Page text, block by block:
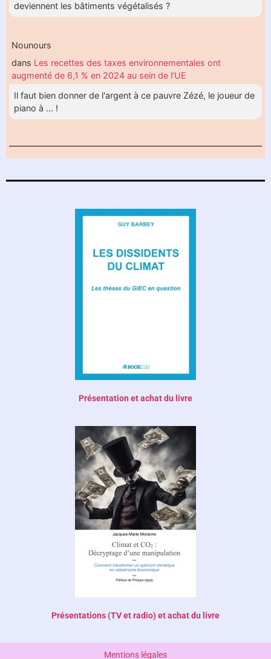
deviennent les bâtiments végétalisés ?
Nounours
dans Les recettes des taxes environnementales ont
augmenté de 6,1 % en 2024 au sein de l’UE
Il faut bien donner de l'argent à ce pauvre Zézé, le joueur de
piano à ... !
Présentation et achat du livre
Présentations (TV et radio) et achat du livre
Mentions légales